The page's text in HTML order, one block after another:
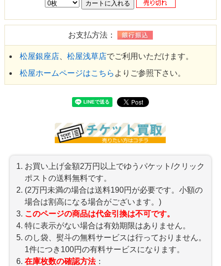
お支払方法：
松屋銀座店、 松屋浅草店でご利用いただけます。
松屋ホームページはこちら よりご参照下さい。
お買い上げ金額2万円以上でゆうパケット/クリック
ポストの送料無料です。
(2万円未満の場合は送料190円が必要です。小額の
場合は割高になる場合がございます。)
このページの商品は代金引換は不可です。
特に表示がない場合は有効期限はありません。
のし袋、熨斗の無料サービスは行っておりません。
1件につき100円の有料サービスになります。
在庫枚数の確認方法：